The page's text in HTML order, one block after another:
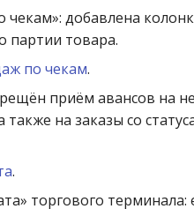
добавлена
партии товара.
по чекам.
приём авансов на
на заказы со
.
торгового терминала: